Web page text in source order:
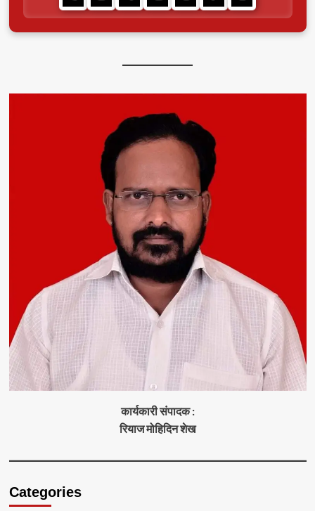
कार्यकारी संपादक :
रियाज मोहिदिन शेख
Categories